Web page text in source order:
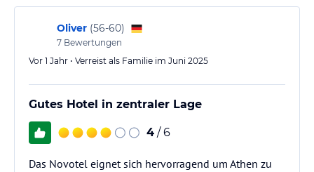
Oliver (56-60)
7 Bewertungen
Vor 1 Jahr • Verreist als Familie im Juni 2025
Gutes Hotel in zentraler Lage
4 / 6
Das Novotel eignet sich hervorragend um Athen zu